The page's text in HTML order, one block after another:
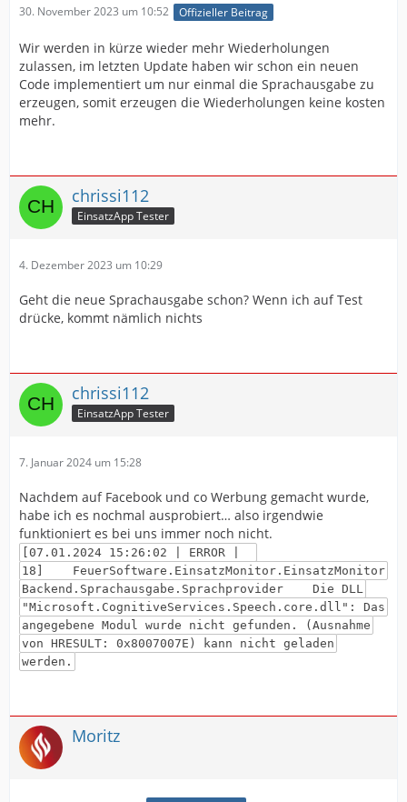
30. November 2023 um 10:52 Offizieller Beitrag
Wir werden in kürze wieder mehr Wiederholungen
zulassen, im letzten Update haben wir schon ein neuen
Code implementiert um nur einmal die Sprachausgabe zu
erzeugen, somit erzeugen die Wiederholungen keine kosten
mehr.
chrissi112
EinsatzApp Tester
4. Dezember 2023 um 10:29
Geht die neue Sprachausgabe schon? Wenn ich auf Test
drücke, kommt nämlich nichts
chrissi112
EinsatzApp Tester
7. Januar 2024 um 15:28
Nachdem auf Facebook und co Werbung gemacht wurde,
habe ich es nochmal ausprobiert… also irgendwie
funktioniert es bei uns immer noch nicht.
[07.01.2024 15:26:02 | ERROR |
18] FeuerSoftware.EinsatzMonitor.EinsatzMonitor
Backend.Sprachausgabe.Sprachprovider Die DLL
"Microsoft.CognitiveServices.Speech.core.dll": Das
angegebene Modul wurde nicht gefunden. (Ausnahme
von HRESULT: 0x8007007E) kann nicht geladen
werden.
Moritz